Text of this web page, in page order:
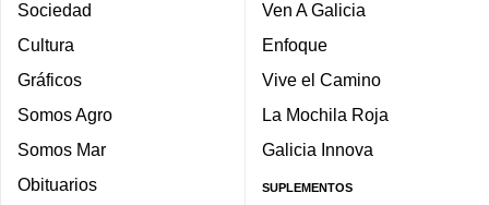
Sociedad
Cultura
Gráficos
Somos Agro
Somos Mar
Obituarios
Ven A Galicia
Enfoque
Vive el Camino
La Mochila Roja
Galicia Innova
SUPLEMENTOS